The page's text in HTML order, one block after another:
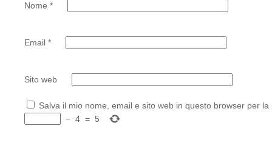
Nome *
Email *
Sito web
Salva il mio nome, email e sito web in questo browser per
− 4 = 5